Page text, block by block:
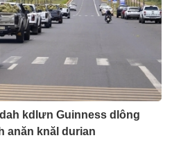
kdlưn Guinness dlông
anăn knăl durian